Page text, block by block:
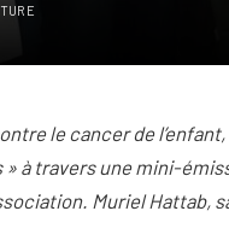
le cancer de
à travers une mini-
Muriel Hattab,